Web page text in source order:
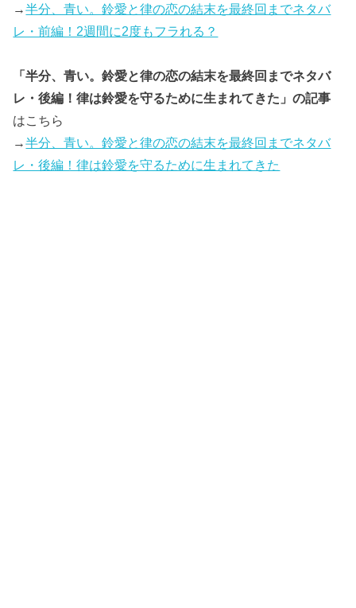
→半分、青い。鈴愛と律の恋の結末を最終回までネタバ
レ・前編！2週間に2度もフラれる？
「半分、青い。鈴愛と律の恋の結末を最終回までネタバ
レ・後編！律は鈴愛を守るために生まれてきた」の記事
はこちら
→半分、青い。鈴愛と律の恋の結末を最終回までネタバ
レ・後編！律は鈴愛を守るために生まれてきた